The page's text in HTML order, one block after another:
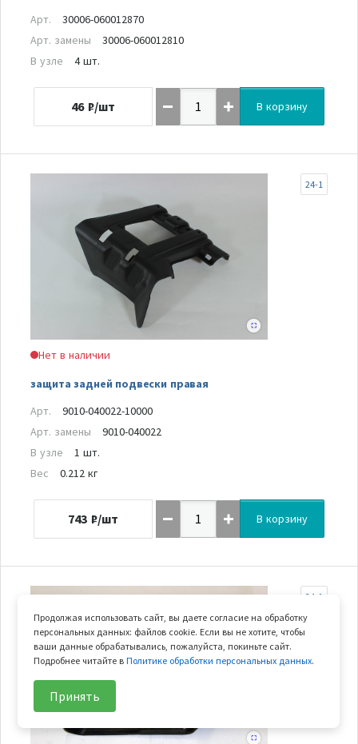
Арт.
30006-060012870
Арт. замены
30006-060012810
В узле
4 шт.
46 ₽/шт В корзину
Нет в наличии
защита задней подвески правая
24-1
Арт.
9010-040022-10000
Арт. замены
9010-040022
В узле
1 шт.
Вес
0.212 кг
743 ₽/шт В корзину
24-1
Продолжая использовать сайт, вы даете согласие на обработку
персональных данных: файлов cookie. Если вы не хотите, чтобы
ваши данные обрабатывались, пожалуйста, покиньте сайт.
Подробнее читайте вПолитике обработки персональных данных.
Принять